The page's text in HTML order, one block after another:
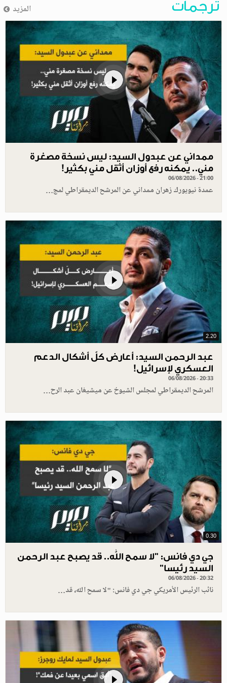
ترجمات المزيد
ممداني عن عبدول السيد: ليس نسخة مصغرة
مني.. يمكنه رفع أوزان أثقل مني بكثير!
06/08/2026 - 21:00
عمدة نيويورك زهران ممداني عن المرشح الديمقراطي لمج…
2.20
عبد الرحمن السيد: أعارض كلّ أشكال الدعم
العسكري لإسرائيل!
06/08/2026 - 20:33
المرشح الديمقراطي لمجلس الشيوخ عن ميشيغان عبد الرح…
0.30
جي دي فانس: ”لا سمح الله.. قد يصبح عبد الرحمن
السيد رئيسا”
06/08/2026 - 20:32
نائب الرئيس الأمريكي جي دي فانس: "لا سمح الله، قد…